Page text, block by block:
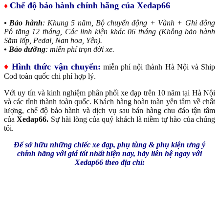
♦ Chế độ bảo hành chính hãng của Xedap66
• Bảo hành: Khung 5 năm, Bộ chuyển động + Vành + Ghi đông
Pô tăng 12 tháng, Các linh kiện khác 06 tháng (Không bảo hành
Săm lốp, Pedal, Nan hoa, Yên).
• Bảo dưỡng: miễn phí trọn đời xe.
♦Hình thức vận chuyển: miễn phí nội thành Hà Nội và Ship
Cod toàn quốc chi phí hợp lý.
Với uy tín và kinh nghiệm phân phối xe đạp trên 10 năm tại Hà Nội
và các tỉnh thành toàn quốc. Khách hàng hoàn toàn yên tâm về chất
lượng, chế độ bảo hành và dịch vụ sau bán hàng chu đáo tận tâm
củaXedap66. Sự hài lòng của quý khách là niềm tự hào của chúng
tôi.
Để sở hữu những chiếc xe đạp, phụ tùng & phụ kiện ưng ý
chính hãng với giá tốt nhất hiện nay, hãy liên hệ ngay với
Xedap66 theo địa chỉ: